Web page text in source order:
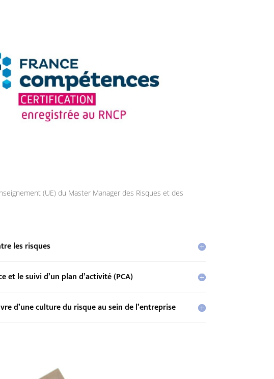
(UE) du Master Manager des Risques et des
les risques
et le suivi d’un plan d’activité (PCA)
d’une culture du risque au sein de l’entreprise